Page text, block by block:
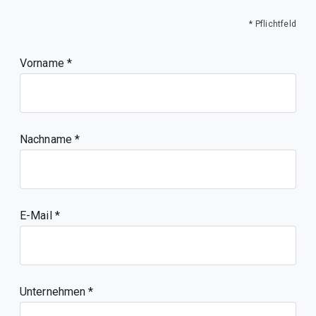
* Pflichtfeld
Vorname
Nachname
E-Mail
Unternehmen